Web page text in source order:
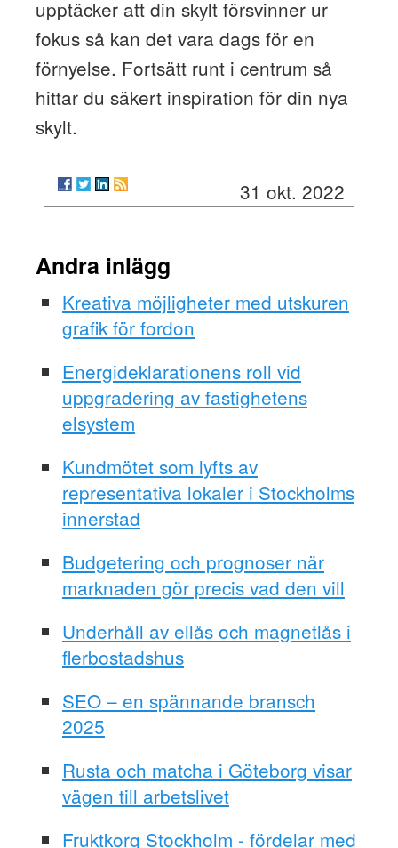
upptäcker att din skylt försvinner ur
fokus så kan det vara dags för en
förnyelse. Fortsätt runt i centrum så
hittar du säkert inspiration för din nya
skylt.
31 okt. 2022
Andra inlägg
Kreativa möjligheter med utskuren
grafik för fordon
Energideklarationens roll vid
uppgradering av fastighetens
elsystem
Kundmötet som lyfts av
representativa lokaler i Stockholms
innerstad
Budgetering och prognoser när
marknaden gör precis vad den vill
Underhåll av ellås och magnetlås i
flerbostadshus
SEO – en spännande bransch
2025
Rusta och matcha i Göteborg visar
vägen till arbetslivet
Fruktkorg Stockholm - fördelar med